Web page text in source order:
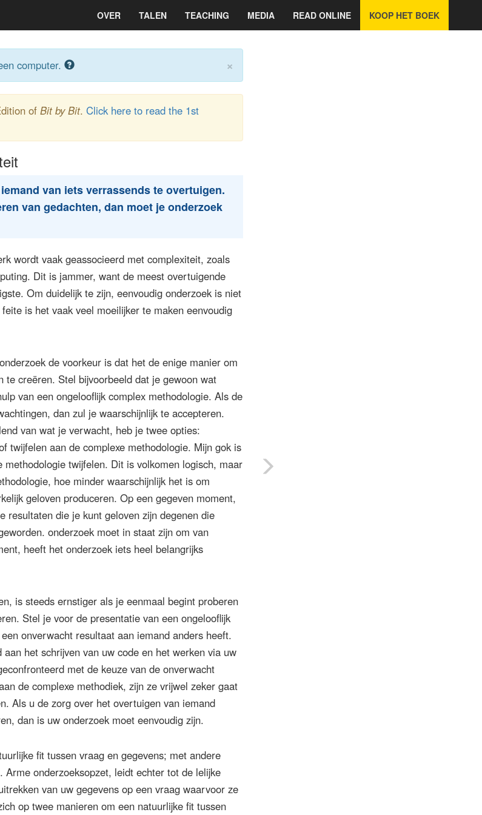
OVER TALEN TEACHING MEDIA READ ONLINE KOOP HET BOEK
computer. ×
of Bit by Bit. Click here to read the 1st
van iets verrassends te overtuigen.
van gedachten, dan moet je onderzoek
wordt vaak geassocieerd met complexiteit, zoals
Dit is jammer, want de meest overtuigende
Om duidelijk te zijn, eenvoudig onderzoek is niet
is het vaak veel moeilijker te maken eenvoudig
de voorkeur is dat het de enige manier om
creëren. Stel bijvoorbeeld dat je gewoon wat
van een ongelooflijk complex methodologie. Als de
dan zul je waarschijnlijk te accepteren.
van wat je verwacht, heb je twee opties:
twijfelen aan de complexe methodologie. Mijn gok is
twijfelen. Dit is volkomen logisch, maar
hoe minder waarschijnlijk het is om
geloven produceren. Op een gegeven moment,
resultaten die je kunt geloven zijn degenen die
onderzoek moet in staat zijn om van
heeft het onderzoek iets heel belangrijks
is steeds ernstiger als je eenmaal begint proberen
Stel je voor de presentatie van een ongelooflijk
onverwacht resultaat aan iemand anders heeft.
het schrijven van uw code en het werken via uw
met de keuze van de onverwacht
de complexe methodiek, zijn ze vrijwel zeker gaat
Als u de zorg over het overtuigen van iemand
dan is uw onderzoek moet eenvoudig zijn.
fit tussen vraag en gegevens; met andere
Arme onderzoeksopzet, leidt echter tot de lelijke
van uw gegevens op een vraag waarvoor ze
op twee manieren om een ​​natuurlijke fit tussen